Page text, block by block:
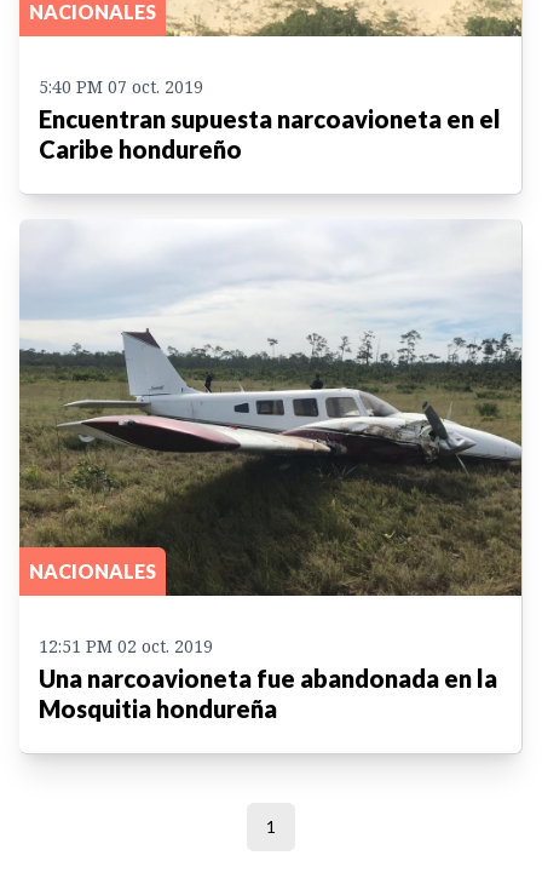
NACIONALES
5:40 PM 07 oct. 2019
Encuentran supuesta narcoavioneta en el
Caribe hondureño
NACIONALES
12:51 PM 02 oct. 2019
Una narcoavioneta fue abandonada en la
Mosquitia hondureña
1